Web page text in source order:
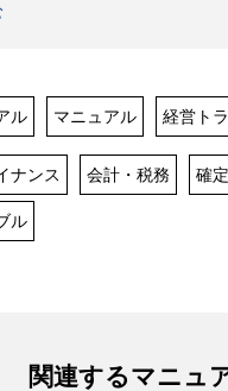
ル マニュアル 経営ト
ナンス 会計・税務 確
ル
関連するマニュ